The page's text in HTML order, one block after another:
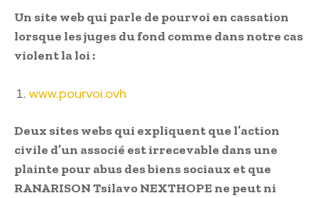
Un site web qui parle de pourvoi en cassation
lorsque les juges du fond comme dans notre cas
violent la loi :
www.pourvoi.ovh
Deux sites webs qui expliquent que l’action
civile d’un associé est irrecevable dans une
plainte pour abus des biens sociaux et que
RANARISON Tsilavo NEXTHOPE ne peut ni